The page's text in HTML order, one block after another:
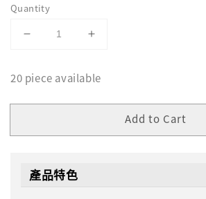
Quantity
20 piece available
Add to Cart
產品特色